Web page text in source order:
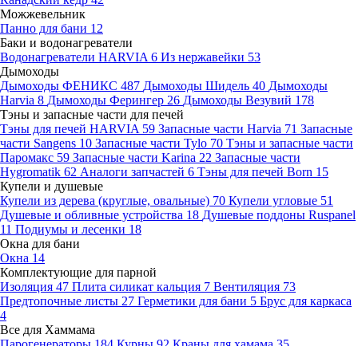
Можжевельник
Панно для бани 12
Баки и водонагреватели
Водонагреватели HARVIA 6 Из нержавейки 53
Дымоходы
Дымоходы ФЕНИКС 487 Дымоходы Шидель 40 Дымоходы
Harvia 8 Дымоходы Ферингер 26 Дымоходы Везувий 178
Тэны и запасные части для печей
Тэны для печей HARVIA 59 Запасные части Harvia 71 Запасные
части Sangens 10 Запасные части Tylo 70 Тэны и запасные части
Паромакс 59 Запасные части Karina 22 Запасные части
Hygromatik 62 Аналоги запчастей 6 Тэны для печей Born 15
Купели и душевые
Купели из дерева (круглые, овальные) 70 Купели угловые 51
Душевые и обливные устройства 18 Душевые поддоны Ruspanel
11 Подиумы и лесенки 18
Окна для бани
Окна 14
Комплектующие для парной
Изоляция 47 Плита силикат кальция 7 Вентиляция 73
Предтопочные листы 27 Герметики для бани 5 Брус для каркаса
4
Все для Хаммама